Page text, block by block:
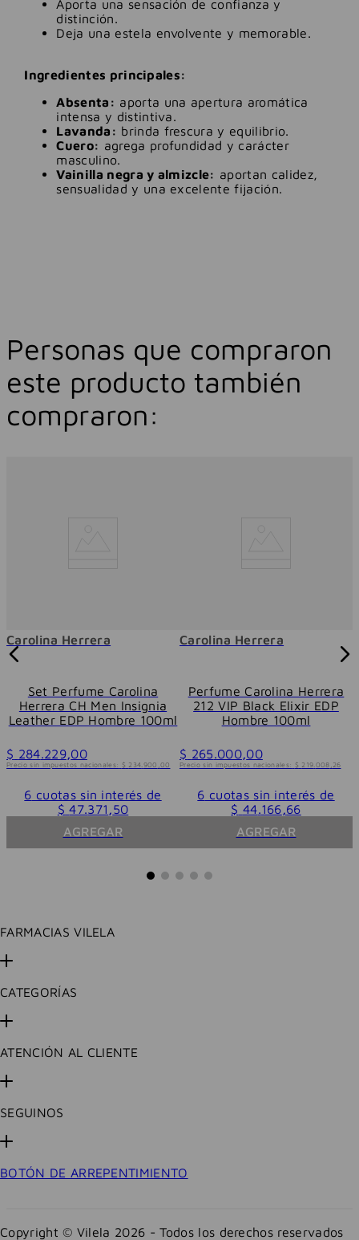
Aporta una sensación de confianza y
distinción.
Deja una estela envolvente y memorable.
Ingredientes principales:
Absenta: aporta una apertura aromática
intensa y distintiva.
Lavanda: brinda frescura y equilibrio.
Cuero: agrega profundidad y carácter
masculino.
Vainilla negra y almizcle: aportan calidez,
sensualidad y una excelente fijación.
Personas que compraron
este producto también
compraron:
Carolina Herrera
Set Perfume Carolina
Herrera CH Men Insignia
Leather EDP Hombre 100ml
$ 284.229,00
Precio sin impuestos nacionales: $ 234 900 00
6 cuotas sin interés de
$ 47.371 ,50
AGREGAR
Carolina Herrera
Perfume Carolina Herrera
212 VIP Black Elixir EDP
Hombre 100ml
$ 265.000,00
Precio sin impuestos nacionales: $ 219 008 26
6 cuotas sin interés de
$ 44.166,66
AGREGAR
FARMACIAS VILELA
CATEGORÍAS
ATENCIÓN AL CLIENTE
SEGUINOS
BOTÓN DE ARREPENTIMIENTO
Copyright © Vilela 2026 - Todos los derechos reservados